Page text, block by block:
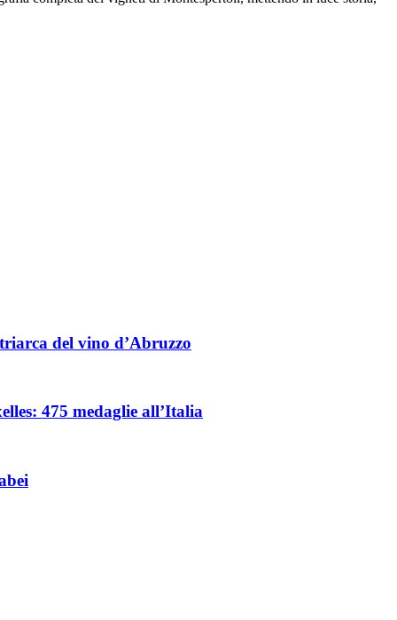
del vino d’Abruzzo
475 medaglie all’Italia